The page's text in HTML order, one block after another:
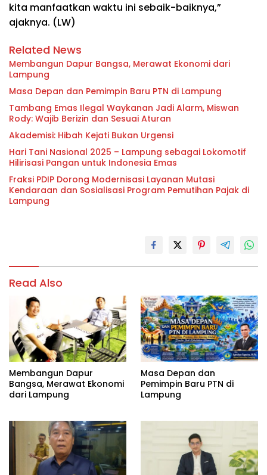
kita manfaatkan waktu ini sebaik-baiknya,”
ajaknya. (LW)
Related News
Membangun Dapur Bangsa, Merawat Ekonomi dari
Lampung
Masa Depan dan Pemimpin Baru PTN di Lampung
Tambang Emas Ilegal Waykanan Jadi Alarm, Miswan
Rody: Wajib Berizin dan Sesuai Aturan
Akademisi: Hibah Kejati Bukan Urgensi
Hari Tani Nasional 2025 – Lampung sebagai Lokomotif
Hilirisasi Pangan untuk Indonesia Emas
Fraksi PDIP Dorong Modernisasi Layanan Mutasi
Kendaraan dan Sosialisasi Program Pemutihan Pajak di
Lampung
Read Also
Membangun Dapur
Bangsa, Merawat Ekonomi
dari Lampung
Masa Depan dan
Pemimpin Baru PTN di
Lampung